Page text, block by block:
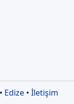
• Edize• İletişim